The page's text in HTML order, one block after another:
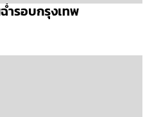
ำรอบกรุงเทพ